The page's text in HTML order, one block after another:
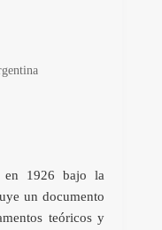
en 1926 bajo la
un documento
teóricos y